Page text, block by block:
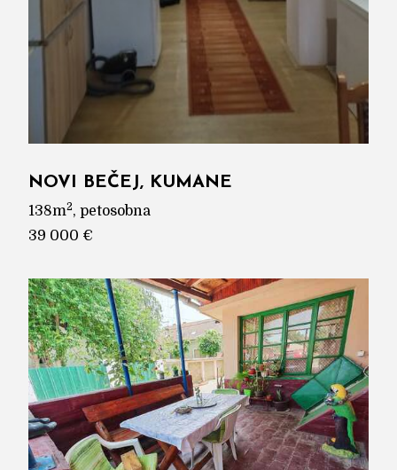
NOVI BEČEJ, KUMANE
138m2, petosobna
39 000 €